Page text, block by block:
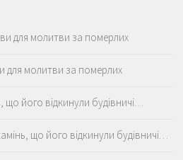
для молитви за померлих
для молитви за померлих
що його відкинули будівничі…
що його відкинули будівничі…